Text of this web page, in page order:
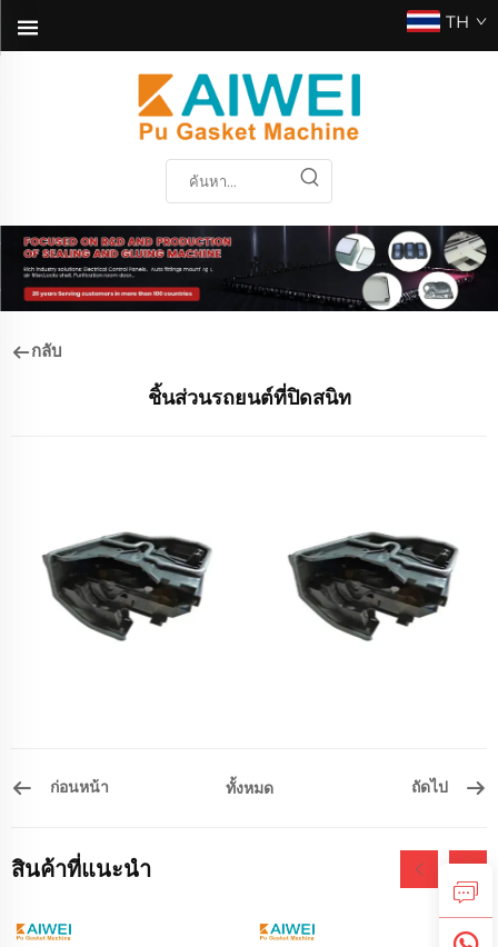
TH
การใช้งาน
กลับ
ชิ้นส่วนรถยนต์ที่ปิดสนิท
ก่อนหน้า ทั้งหมด ถัดไป
สินค้าที่แนะนำ